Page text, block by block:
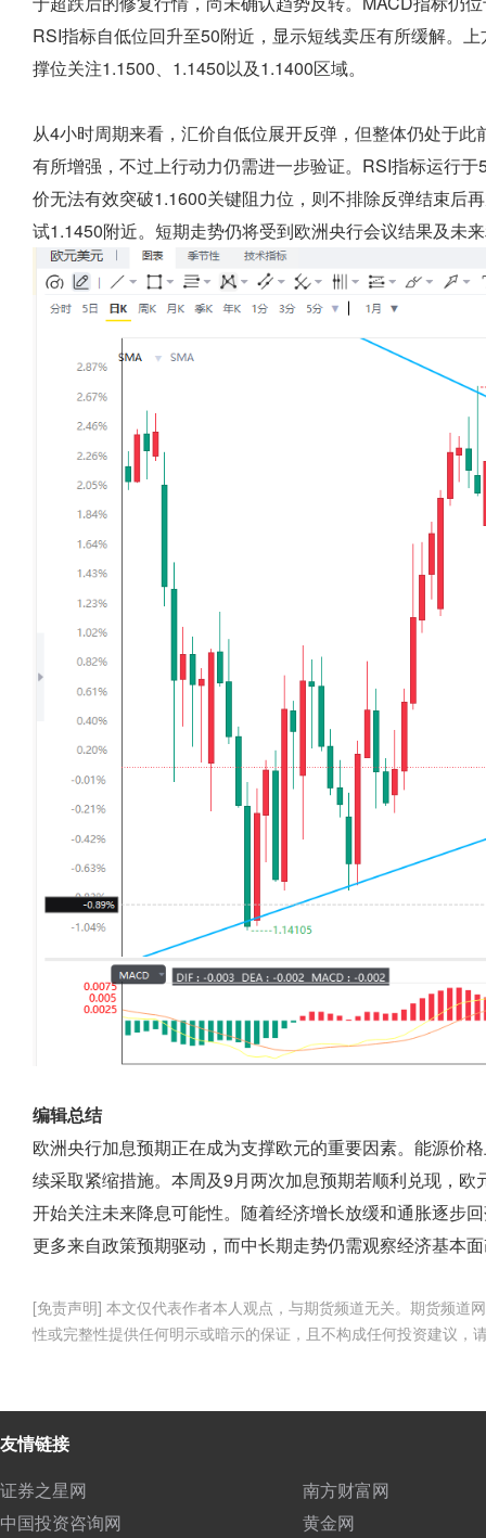
RSI指标自低位回升至50附近，显示短线卖压有所缓解。
撑位关注1.1500、1.1450以及1.1400区域。
从4小时周期来看，汇价自低位展开反弹，但整体仍处于
有所增强，不过上行动力仍需进一步验证。RSI指标运行
价无法有效突破1.1600关键阻力位，则不排除反弹结束后
试1.1450附近。短期走势仍将受到欧洲央行会议结果及未
编辑总结
欧洲央行加息预期正在成为支撑欧元的重要因素。能源价
续采取紧缩措施。本周及9月两次加息预期若顺利兑现，
开始关注未来降息可能性。随着经济增长放缓和通胀逐步
更多来自政策预期驱动，而中长期走势仍需观察经济基本
[免责声明] 本文仅代表作者本人观点，与期货频道无关。期货频道
性或完整性提供任何明示或暗示的保证，且不构成任何投资建议，
友情链接
证券之星网
南方财富网
中国投资咨询网
黄金网